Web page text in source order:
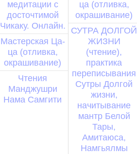
медитации с
досточтимой
Чикаку. Онлайн.
Мастерская Ца-
ца (отливка,
окрашивание)
Чтения
Манджушри
Нама Самгити
ца (отливка,
окрашивание)
СУТРА ДОЛГОЙ
ЖИЗНИ
(чтение),
практика
переписывания
Сутры Долгой
жизни,
начитывание
мантр Белой
Тары,
Амитаюса,
Намгьялмы